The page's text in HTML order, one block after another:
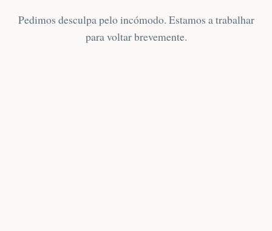
Pedimos desculpa pelo incómodo. Estamos a trabalhar
para voltar brevemente.